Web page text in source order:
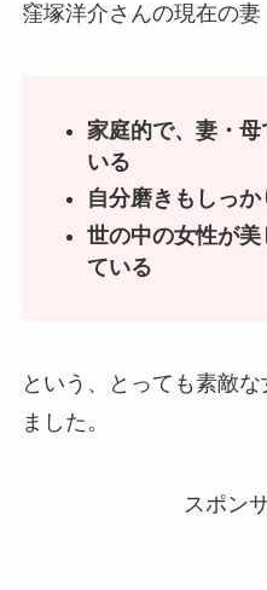
窪塚洋介さんの現在の妻
家庭的で、妻・
いる
自分磨きもしっ
世の中の女性が
ている
という、とっても素敵
ました。
スポン